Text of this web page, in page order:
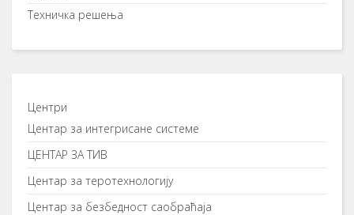
Техничка решења
Центри
Центар за интегрисане системе
ЦЕНТАР ЗА ТИВ
Центар за теротехнологију
Центар за безбедност саобраћаја